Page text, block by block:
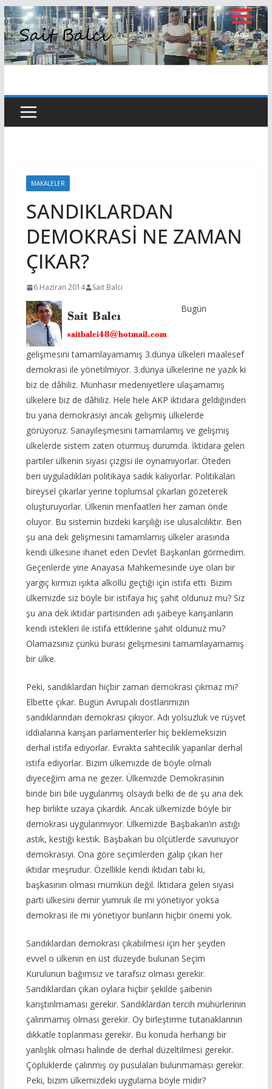
Skip
to
content
MAKALELER
SANDIKLARDAN
DEMOKRASİ NE ZAMAN
ÇIKAR?
6 Haziran 2014 Sait Balcı
Bugün
gelişmesini tamamlayamamış 3.dünya ülkeleri maalesef
demokrasi ile yönetilmiyor. 3.dünya ülkelerine ne yazık ki
biz de dâhiliz. Münhasır medeniyetlere ulaşamamış
ülkelere biz de dâhiliz. Hele hele AKP iktidara geldiğinden
bu yana demokrasiyi ancak gelişmiş ülkelerde
görüyoruz. Sanayileşmesini tamamlamış ve gelişmiş
ülkelerde sistem zaten oturmuş durumda. İktidara gelen
partiler ülkenin siyasi çizgisi ile oynamıyorlar. Öteden
beri uyguladıkları politikaya sadık kalıyorlar. Politikaları
bireysel çıkarlar yerine toplumsal çıkarları gözeterek
oluşturuyorlar. Ülkenin menfaatleri her zaman önde
oluyor. Bu sistemin bizdeki karşılığı ise ulusalcılıktır. Ben
şu ana dek gelişmesini tamamlamış ülkeler arasında
kendi ülkesine ihanet eden Devlet Başkanları görmedim.
Geçenlerde yine Anayasa Mahkemesinde üye olan bir
yargıç kırmızı ışıkta alkollü geçtiği için istifa etti. Bizim
ülkemizde siz böyle bir istifaya hiç şahit oldunuz mu? Siz
şu ana dek iktidar partisinden adı şaibeye karışanların
kendi istekleri ile istifa ettiklerine şahit oldunuz mu?
Olamazsınız çünkü burası gelişmesini tamamlayamamış
bir ülke.
Peki, sandıklardan hiçbir zaman demokrasi çıkmaz mı?
Elbette çıkar. Bugün Avrupalı dostlarımızın
sandıklarından demokrasi çıkıyor. Adı yolsuzluk ve rüşvet
iddialarına karışan parlamenterler hiç beklemeksizin
derhal istifa ediyorlar. Evrakta sahtecilik yapanlar derhal
istifa ediyorlar. Bizim ülkemizde de böyle olmalı
diyeceğim ama ne gezer. Ülkemizde Demokrasinin
binde biri bile uygulanmış olsaydı belki de de şu ana dek
hep birlikte uzaya çıkardık. Ancak ülkemizde böyle bir
demokrasi uygulanmıyor. Ülkemizde Başbakan’ın astığı
astık, kestiği kestik. Başbakan bu ölçütlerde savunuyor
demokrasiyi. Ona göre seçimlerden galip çıkan her
iktidar meşrudur. Özellikle kendi iktidarı tabi ki,
başkasının olması mümkün değil. İktidara gelen siyasi
parti ülkesini demir yumruk ile mi yönetiyor yoksa
demokrasi ile mi yönetiyor bunların hiçbir önemi yok.
Sandıklardan demokrasi çıkabilmesi için her şeyden
evvel o ülkenin en üst düzeyde bulunan Seçim
Kurulunun bağımsız ve tarafsız olması gerekir.
Sandıklardan çıkan oylara hiçbir şekilde şaibenin
karıştırılmaması gerekir. Sandıklardan tercih mühürlerinin
çalınmamış olması gerekir. Oy birleştirme tutanaklarının
dikkatle toplanması gerekir. Bu konuda herhangi bir
yanlışlık olması halinde de derhal düzeltilmesi gerekir.
Çöplüklerde çalınmış oy pusulaları bulunmaması gerekir.
Peki, bizim ülkemizdeki uygulama böyle midir?
Ana
Sayfa